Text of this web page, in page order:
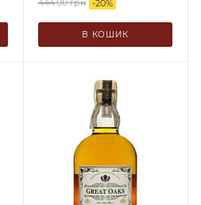
444.00грн -20%
В КОШИК